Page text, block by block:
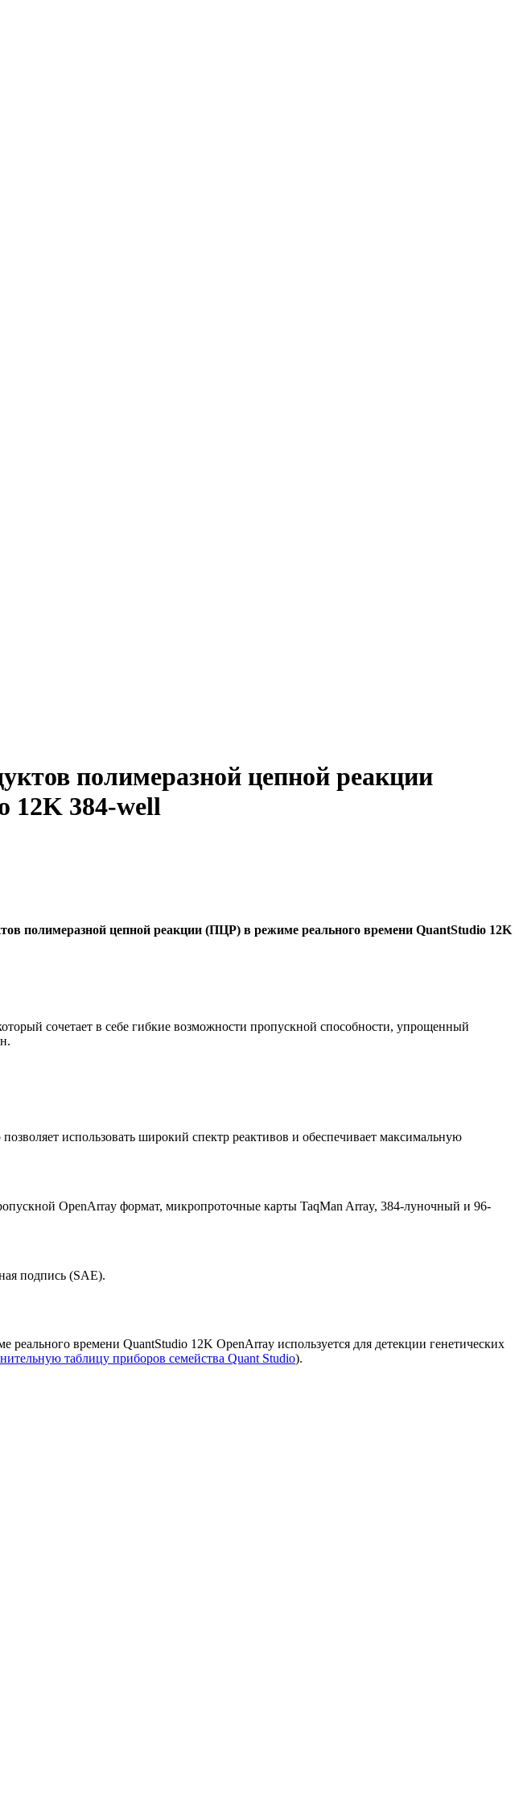
полимеразной цепной реакции
12K 384-well
полимеразной цепной реакции (ПЦР) в режиме реального времени QuantStudio 12K
сочетает в себе гибкие возможности пропускной способности, упрощенный
использовать широкий спектр реактивов и обеспечивает максимальную
OpenArray формат, микропроточные карты TaqMan Array, 384-луночный и 96-
подпись (SAE).
времени QuantStudio 12K OpenArray используется для детекции генетических
таблицу приборов семейства Quant Studio).